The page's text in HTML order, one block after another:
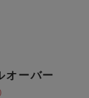
オーバー